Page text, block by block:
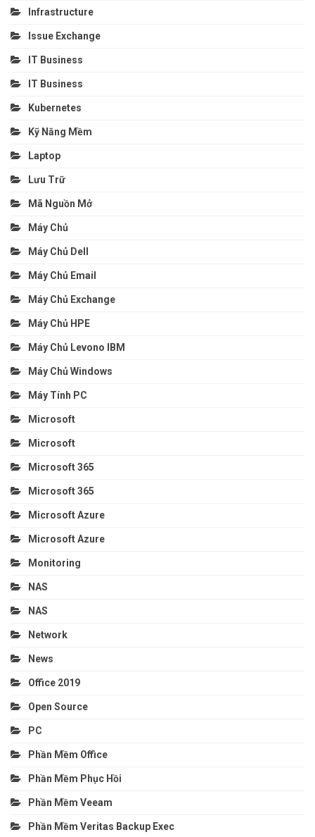
Infrastructure
Issue Exchange
IT Business
IT Business
Kubernetes
Kỹ Năng Mềm
Laptop
Lưu Trữ
Mã Nguồn Mở
Máy Chủ
Máy Chủ Dell
Máy Chủ Email
Máy Chủ Exchange
Máy Chủ HPE
Máy Chủ Levono IBM
Máy Chủ Windows
Máy Tính PC
Microsoft
Microsoft
Microsoft 365
Microsoft 365
Microsoft Azure
Microsoft Azure
Monitoring
NAS
NAS
Network
News
Office 2019
Open Source
PC
Phần Mềm Office
Phần Mềm Phục Hồi
Phần Mềm Veeam
Phần Mềm Veritas Backup Exec